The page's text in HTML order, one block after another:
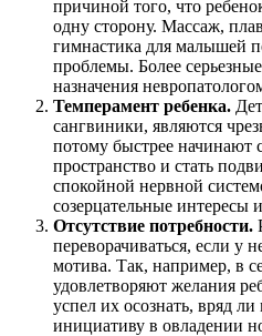
причиной того, что
одну сторону. Массаж,
гимнастика для малышей
проблемы. Более
назначения
Темперамент ребенка.
сангвиники, являются
потому быстрее начинают
пространство и стать
спокойной нервной
созерцательные интересы
Отсутствие потребности.
переворачиваться, если у
мотива. Так, например, в
удовлетворяют желания
успел их осознать, вряд
инициативу в овладении